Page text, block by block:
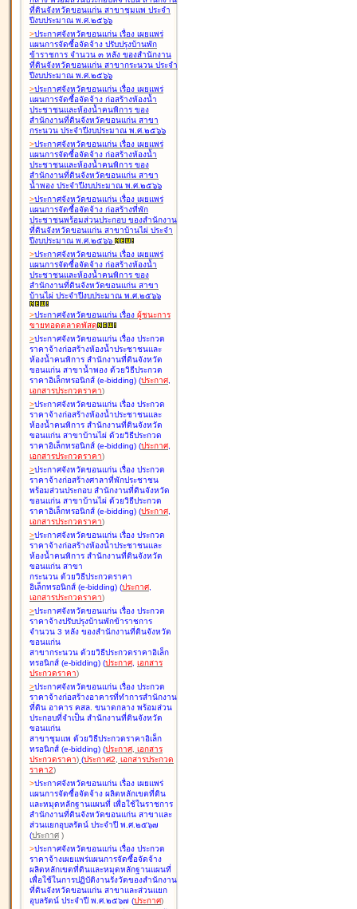
ที่ดินจังหวัดขอนแก่น สาขาชุมแพ ประจำ
ปีงบประมาณ พ.ศ.๒๕๖๖
>ประกาศจังหวัดขอนแก่น เรื่อง เผยแพร่
แผนการจัดซื้อจัดจ้าง ปรับปรุงบ้านพัก
ข้าราชการ จำนวน ๓ หลัง ของสำนักงาน
ที่ดินจังหวัดขอนแก่น สาขากระนวน ประจำ
ปีงบประมาณ พ.ศ.๒๕๖๖
>ประกาศจังหวัดขอนแก่น เรื่อง เผยแพร่
แผนการจัดซื้อจัดจ้าง ก่อสร้างห้องน้ำ
ประชาชนและห้องน้ำคนพิการ ของ
สำนักงานที่ดินจังหวัดขอนแก่น สาขา
กระนวน ประจำปีงบประมาณ พ.ศ.๒๕๖๖
>ประกาศจังหวัดขอนแก่น เรื่อง เผยแพร่
แผนการจัดซื้อจัดจ้าง ก่อสร้างห้องน้ำ
ประชาชนและห้องน้ำคนพิการ ของ
สำนักงานที่ดินจังหวัดขอนแก่น สาขา
น้ำพอง ประจำปีงบประมาณ พ.ศ.๒๕๖๖
>ประกาศจังหวัดขอนแก่น เรื่อง เผยแพร่
แผนการจัดซื้อจัดจ้าง ก่อสร้างที่พัก
ประชาชนพร้อมส่วนประกอบ ของสำนักงาน
ที่ดินจังหวัดขอนแก่น สาขาบ้านไผ่ ประจำ
ปีงบประมาณ พ.ศ.๒๕๖๖
>ประกาศจังหวัดขอนแก่น เรื่อง เผยแพร่
แผนการจัดซื้อจัดจ้าง ก่อสร้างห้องน้ำ
ประชาชนและห้องน้ำคนพิการ ของ
สำนักงานที่ดินจังหวัดขอนแก่น สาขา
บ้านไผ่ ประจำปีงบประมาณ พ.ศ.๒๕๖๖
>ประกาศจังหวัดขอนแก่น เรื่อง ผู้ชนะการ
ขายทอดตลาดพัสดุ
>ประกาศจังหวัดขอนแก่น เรื่อง ประกวด
ราคาจ้างก่อสร้างห้องน้ำประชาชนและ
ห้องน้ำคนพิการ สำนักงานที่ดินจังหวัด
ขอนแก่น สาขาน้ำพอง ด้วยวิธีประกวด
ราคาอิเล็กทรอนิกส์ (e-bidding) (ประกาศ,
เอกสารประกวดราคา)
>ประกาศจังหวัดขอนแก่น เรื่อง ประกวด
ราคาจ้างก่อสร้างห้องน้ำประชาชนและ
ห้องน้ำคนพิการ สำนักงานที่ดินจังหวัด
ขอนแก่น สาขาบ้านไผ่ ด้วยวิธีประกวด
ราคาอิเล็กทรอนิกส์ (e-bidding) (ประกาศ,
เอกสารประกวดราคา)
>ประกาศจังหวัดขอนแก่น เรื่อง ประกวด
ราคาจ้างก่อสร้างศาลาที่พักประชาชน
พร้อมส่วนประกอบ สำนักงานที่ดินจังหวัด
ขอนแก่น สาขาบ้านไผ่ ด้วยวิธีประกวด
ราคาอิเล็กทรอนิกส์ (e-bidding) (ประกาศ,
เอกสารประกวดราคา)
>ประกาศจังหวัดขอนแก่น เรื่อง ประกวด
ราคาจ้างก่อสร้างห้องน้ำประชาชนและ
ห้องน้ำคนพิการ สำนักงานที่ดินจังหวัด
ขอนแก่น สาขา
กระนวน ด้วยวิธีประกวดราคา
อิเล็กทรอนิกส์ (e-bidding) (ประกาศ,
เอกสารประกวดราคา)
>ประกาศจังหวัดขอนแก่น เรื่อง ประกวด
ราคาจ้างปรับปรุงบ้านพักข้าราชการ
จำนวน 3 หลัง ของสำนักงานที่ดินจังหวัด
ขอนแก่น
สาขากระนวน ด้วยวิธีประกวดราคาอิเล็ก
ทรอนิกส์ (e-bidding) (ประกาศ, เอกสาร
ประกวดราคา)
>ประกาศจังหวัดขอนแก่น เรื่อง ประกวด
ราคาจ้างก่อสร้างอาคารที่ทำการสำนักงาน
ที่ดิน อาคาร คสล. ขนาดกลาง พร้อมส่วน
ประกอบที่จำเป็น สำนักงานที่ดินจังหวัด
ขอนแก่น
สาขาชุมแพ ด้วยวิธีประกวดราคาอิเล็ก
ทรอนิกส์ (e-bidding) (ประกาศ, เอกสาร
ประกวดราคา) (ประกาศ2, เอกสารประกวด
ราคา2)
>ประกาศจังหวัดขอนแก่น เรื่อง เผยแพร่
แผนการจัดซื้อจัดจ้าง ผลิตหลักเขตที่ดิน
และหมุดหลักฐานแผนที่ เพื่อใช้ในราชการ
สำนักงานที่ดินจังหวัดขอนแก่น สาขาและ
ส่วนแยกอุบลรัตน์ ประจำปี พ.ศ.๒๕๖๗
(ประกาศ )
>ประกาศจังหวัดขอนแก่น เรื่อง ประกวด
ราคาจ้างเผยแพร่แผนการจัดซื้อจัดจ้าง
ผลิตหลักเขตที่ดินและหมุดหลักฐานแผนที่
เพื่อใช้ในการปฏิบัติงานรังวัดของสำนักงาน
ที่ดินจังหวัดขอนแก่น สาขาและส่วนแยก
อุบลรัตน์ ประจำปี พ.ศ.๒๕๖๗ (ประกาศ)